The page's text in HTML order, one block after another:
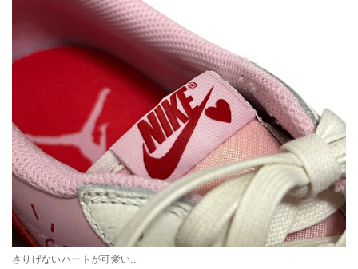
さりげないハートが可愛い...